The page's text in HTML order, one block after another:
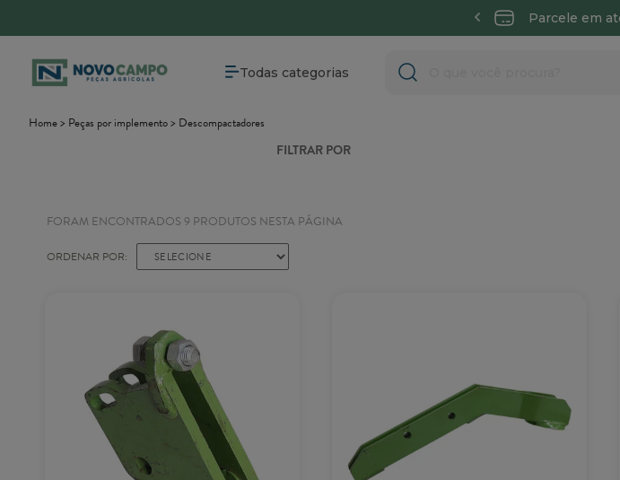
Parcele em
Todas categorias
Home Peças por implemento Descompactadores
FILTRAR POR
FORAM ENCONTRADOS 9 PRODUTOS NESTA PÁGINA
ORDENAR POR: SELECIONE